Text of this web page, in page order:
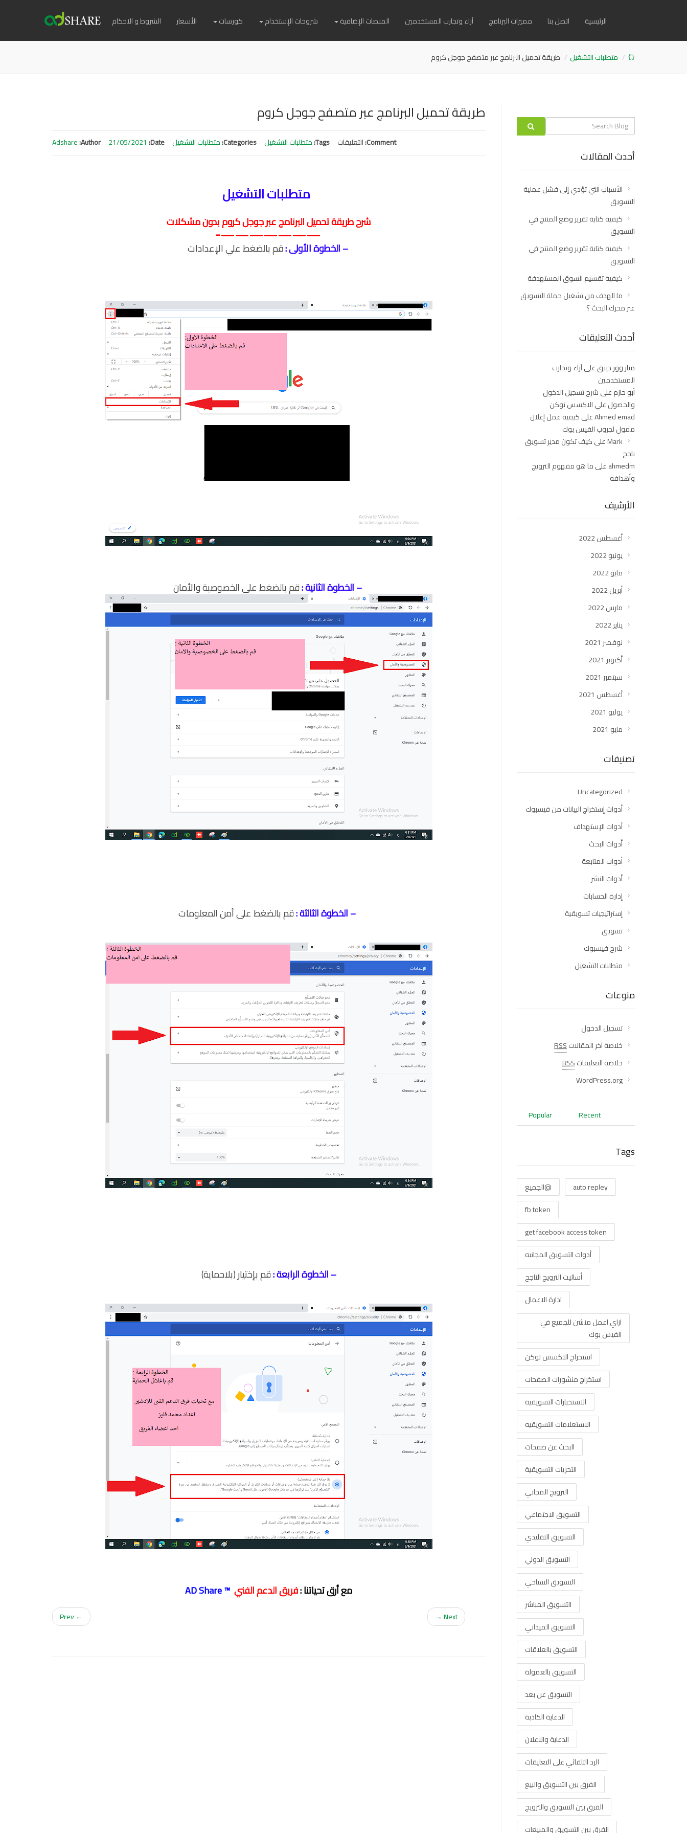
الرئيسية اتصل بنا مميزات البرنامج آراء وتجارب المستخدمين المنصات الإضافية شروحات الإستخدام كورسات الأسعار الشروط و الاحكام
متطلبات التشغيل طريقة تحميل البرنامج عبر متصفح جوجل كروم
طريقة تحميل البرنامج عبر متصفح جوجل كروم
Author:
Adshare Date:
21/05/2021 Categories: متطلبات التشغيل Tags: متطلبات التشغيل Comment: التعليقات على
جوجل
كروم
مغلقة
متطلبات التشغيل
شرح طريقة تحميل البرنامج عبر جوجل كروم بدون مشكلات
———————-
– الخطوة الأولى :قم بالضغط علي الإعدادات
– الخطوة الثانية :قم بالضغط على الخصوصية والأمان
– الخطوة الثالثة :قمبالضغط على أمن المعلومات
– الخطوة الرابعة :قم بإختيار (بلاحماية)
مع أرق تحياتنا :فريق الدعم الفني ™ AD Share
← Prev Next →
Search
label
أحدث المقالات
الأسباب التي تؤدي إلى فشل عملية
التسويق
كيفية كتابة تقرير وضع المنتج في
التسويق
كيفية كتابة تقرير وضع المنتج في
التسويق
كيفية تقسيم السوق المستهدفة
ما الهدف من تشغيل حملة التسويق
عبر محرك البحث ؟
أحدث التعليقات
ميار وور دينقعلىآراء وتجارب
المستخدمين
أبو حازمعلىشرح تسجيل الدخول
والحصول علي الاكسس توكن
Ahmed emadعلىكيفية عمل إعلان
ممول لجروب الفيس بوك
Markعلىكيف تكون مدير تسويق
ناجح
ahmedmعلىما هو مفهوم الترويج
وأهدافه
الأرشيف
أغسطس 2022
يونيو 2022
مايو 2022
أبريل 2022
مارس 2022
يناير 2022
نوفمبر 2021
أكتوبر 2021
سبتمبر 2021
أغسطس 2021
يوليو 2021
مايو 2021
تصنيفات
Uncategorized
أدوات إستخراج البيانات من فيسبوك
أدوات الإستهداف
أدوات البحث
أدوات المتابعة
أدوات النشر
إدارة الحسابات
إستراتيجيات تسويقية
تسويق
شرح فيسبوك
متطلبات التشغيل
منوعات
تسجيل الدخول
خلاصة آخر المقالاتRSS
خلاصة التعليقاتRSS
WordPress.org
Popular Recent
Tags
@الجميع
auto repley
fb token
get facebook access token
أدوات التسويق المجانيه
أساليت الترويج الناجح
ادارة الاعمال
ازاي اعمل منشن للجميع في
الفيس بوك
استخراج الاكسس توكن
استخراج منشورات الصفحات
الاستخبارات التسويقية
الاستعلامات التسويقيه
البحث عن صفحات
التحريات التسويقية
الترويج المجاني
التسويق الاجتماعي
التسويق التقليدي
التسويق الدولي
التسويق السياحي
التسويق المباشر
التسويق الميداني
التسويق بالعلاقات
التسويق بالعمولة
التسويق عن بعد
الدعاية الكاذبة
الدعاية والاعلان
الرد التلقائي على التعليقات
الفرق بين التسويق والبيع
الفرق بين التسويق والترويج
الفرق بين التسويق والمبيعات